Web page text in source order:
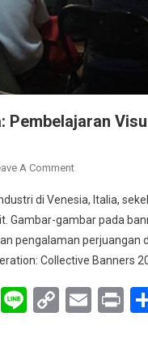
Pembelajaran
A CommentOn
Padi
Di
Venesia:
Pembelajaran
Tentang
Seni,
di Venesia, Italia,
Gambar-gambar pada
pengalaman perjuangan
Collective Banners
Telegram
LineCopy